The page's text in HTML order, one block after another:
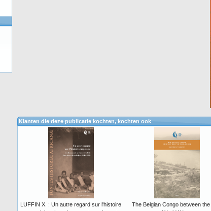
Klanten die deze publicatie kochten, kochten ook
LUFFIN X. : Un autre regard sur l'histoire
The Belgian Congo between the